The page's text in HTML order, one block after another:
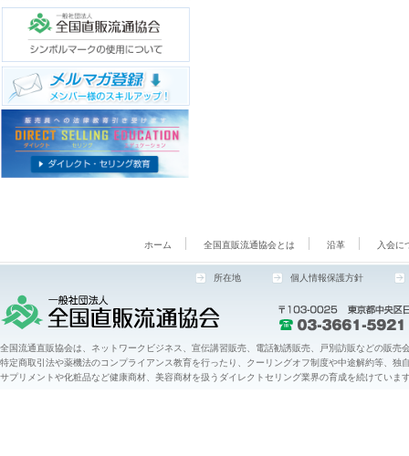
ホーム 全国直販流通協会とは 沿革 入会に
所在地 個人情報保護方針
全国流通直販協会は、ネットワークビジネス、宣伝講習販売、電話勧誘販売、戸別訪販などの販売
特定商取引法や薬機法のコンプライアンス教育を行ったり、クーリングオフ制度や中途解約等、
サプリメントや化粧品など健康商材、美容商材を扱うダイレクトセリング業界の育成を続けていま